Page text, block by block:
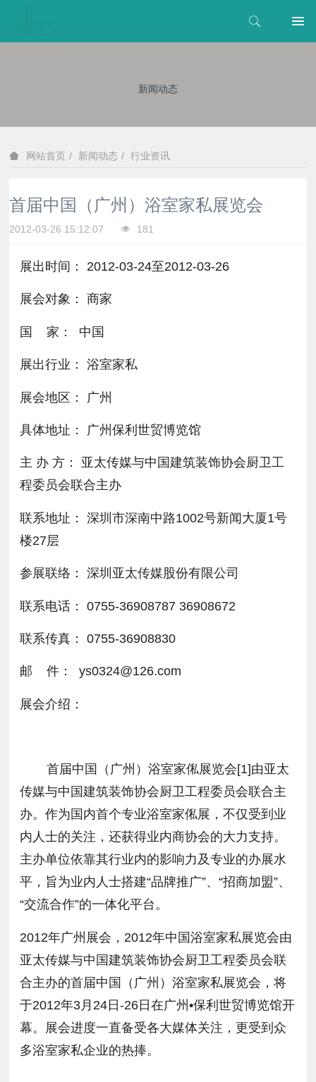
新闻动态
网站首页 新闻动态 行业资讯
首届中国（广州）浴室家私展览会
2012-03-26 15:12:07 181
展出时间： 2012-03-24至2012-03-26
展会对象： 商家
国 家： 中国
展出行业： 浴室家私
展会地区： 广州
具体地址： 广州保利世贸博览馆
主 办 方： 亚太传媒与中国建筑装饰协会厨卫工
程委员会联合主办
联系地址： 深圳市深南中路1002号新闻大厦1号
楼27层
参展联络： 深圳亚太传媒股份有限公司
联系电话： 0755-36908787 36908672
联系传真： 0755-36908830
邮 件： ys0324@126.com
展会介绍：
首届中国（广州）浴室家俬展览会[1]由亚太
传媒与中国建筑装饰协会厨卫工程委员会联合主
办。作为国内首个专业浴室家俬展，不仅受到业
内人士的关注，还获得业内商协会的大力支持。
主办单位依靠其行业内的影响力及专业的办展水
平，旨为业内人士搭建“品牌推广”、“招商加盟”、
“交流合作”的一体化平台。
2012年广州展会，2012年中国浴室家私展览会由
亚太传媒与中国建筑装饰协会厨卫工程委员会联
合主办的首届中国（广州）浴室家私展览会，将
于2012年3月24日-26日在广州•保利世贸博览馆开
幕。展会进度一直备受各大媒体关注，更受到众
多浴室家私企业的热捧。